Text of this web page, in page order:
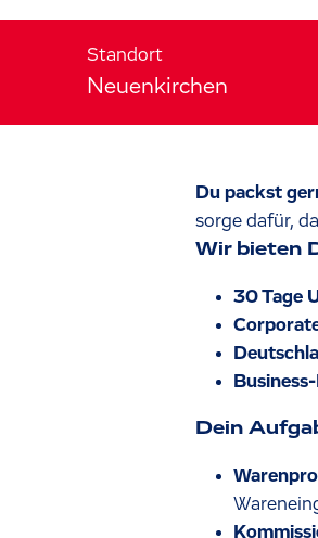
Standort
Neuenkirchen
Du packst
sorge dafür,
Wir bieten
30 Tage
Dein